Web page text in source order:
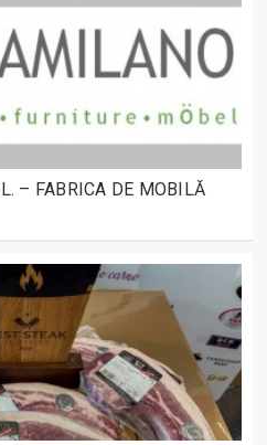
– FABRICA DE MOBILĂ